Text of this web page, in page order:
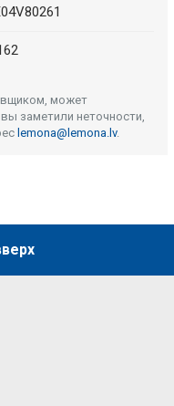
может
заметили неточности,
lemona@lemona.lv.